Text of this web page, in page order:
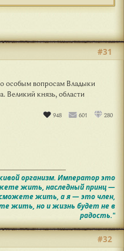
особым вопросам Владыки
Великий князь, области
948 601 280
#31
организм. Император это
жить, наследный принц —
жить, а я — это член,
жить, но и жизнь будет не в
радость."
#32